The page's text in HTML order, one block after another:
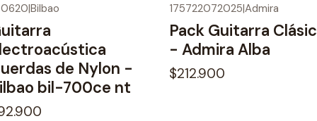
|Bilbao
de Nylon -
bil-700ce nt
175722072025|Admira
Pack Guitarra
- Admira Alba
$212.900